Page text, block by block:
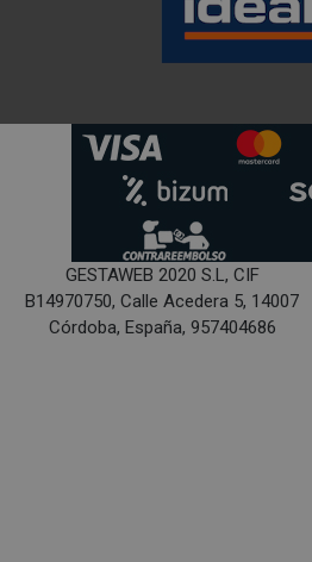
GESTAWEB 2020 S.L, CIF
B14970750, Calle Acedera 5, 14007
Córdoba, España, 957404686